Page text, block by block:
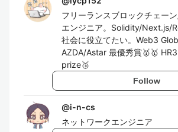
フリーランスブロックチェー
エンジニア。Solidity/Next.js/
社会に役立てたい。Web3
AZDA/Astar 最優秀賞🥇🥇
prize🥉
Follow
@i-n-cs
ネットワークエンジニア